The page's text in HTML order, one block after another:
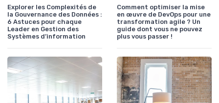
Explorer les Complexités de
la Gouvernance des Données :
6 Astuces pour chaque
Leader en Gestion des
Systèmes d’information
Comment optimiser la mise
en œuvre de DevOps pour une
transformation agile ? Un
guide dont vous ne pouvez
plus vous passer !